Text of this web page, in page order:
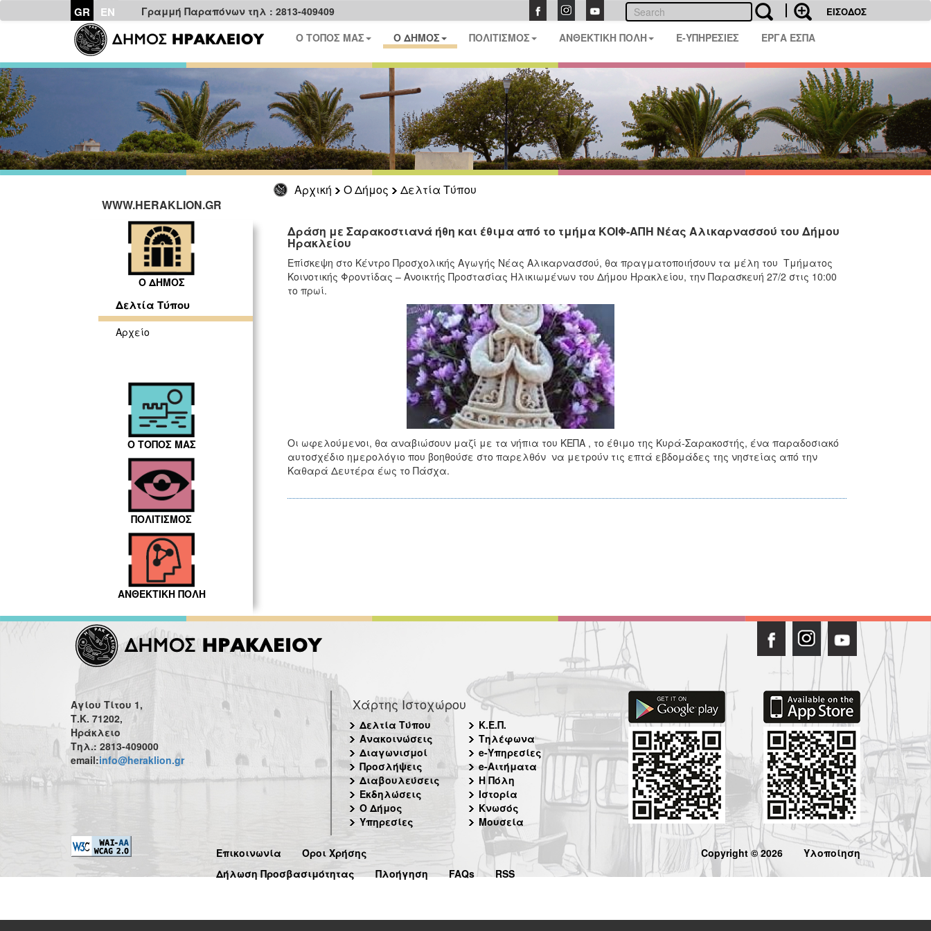
GR EN Γραμμή Παραπόνων τηλ : 2813-409409 ΕΙΣΟΔΟΣ
Ο ΤΟΠΟΣ ΜΑΣ Ο ΔΗΜΟΣ ΠΟΛΙΤΙΣΜΟΣ ΑΝΘΕΚΤΙΚΗ ΠΟΛΗ E-ΥΠΗΡΕΣΙΕΣ ΕΡΓΑ ΕΣΠΑ
Αρχική Ο Δήμος
Δελτία Τύπου
WWW.HERAKLION.GR
Ο ΔΗΜΟΣ
Δελτία Τύπου
Αρχείο
Ο ΤΟΠΟΣ ΜΑΣ
ΠΟΛΙΤΙΣΜΟΣ
ΑΝΘΕΚΤΙΚΗ ΠΟΛΗ
Δράση με Σαρακοστιανά ήθη και έθιμα από το τμήμα ΚΟΙΦ-ΑΠΗ Νέας Αλικαρνασσού του Δήμου
Ηρακλείου
Επίσκεψη στο Κέντρο Προσχολικής Αγωγής Νέας Αλικαρνασσού, θα πραγματοποιήσουν τα μέλη του Τμήματος
Κοινοτικής Φροντίδας – Ανοικτής Προστασίας Ηλικιωμένων του Δήμου Ηρακλείου, την Παρασκευή 27/2 στις 10:00
το πρωί.
Οι ωφελούμενοι, θα αναβιώσουν μαζί με τα νήπια του ΚΕΠΑ , το έθιμο της Κυρά-Σαρακοστής, ένα παραδοσιακό
αυτοσχέδιο ημερολόγιο που βοηθούσε στο παρελθόν να μετρούν τις επτά εβδομάδες της νηστείας από την
Καθαρά Δευτέρα έως το Πάσχα.
Αγίου Τίτου 1,
Τ.Κ. 71202,
Ηράκλειο
Τηλ.: 2813-409000
email:info@heraklion.gr
Χάρτης Ιστοχώρου
Δελτία Τύπου
Ανακοινώσεις
Διαγωνισμοί
Προσλήψεις
Διαβουλεύσεις
Εκδηλώσεις
Ο Δήμος
Υπηρεσίες
Κ.Ε.Π.
Τηλέφωνα
e-Υπηρεσίες
e-Αιτήματα
Η Πόλη
Ιστορία
Κνωσός
Μουσεία
Επικοινωνία
Όροι Χρήσης
Δήλωση Προσβασιμότητας
Πλοήγηση FAQs RSS
Copyright © 2026 Υλοποίηση